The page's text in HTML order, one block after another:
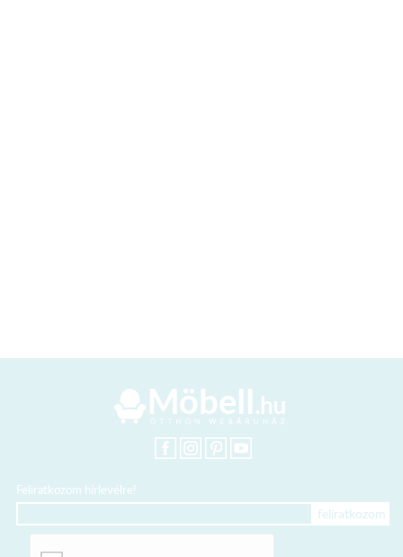
Feliratkozom hírlevélre!